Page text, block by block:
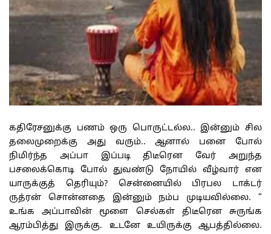
கதிரேசனுக்கு பணம் ஒரு பொருட்டல்ல.. இன்னும் சில
தலைமுறைக்கு அது வரும்.. ஆனால் பனை போல்
நிமிர்ந்த அப்பா இப்படி திடீரென வேர் அறுந்த
பசலைக்கொடி போல் துவண்டு நோயில் வீழ்வார் என
யாருக்குத் தெரியும்? சென்னையில் பிரபல டாக்டர்
ருத்ரன் சொன்னதை இன்னும் நம்ப முடியவில்லை. ”
உங்க அப்பாவின் மூளை செல்கள் திடீரென சுருங்க
ஆரம்பித்து இருக்கு. உடனே உயிருக்கு ஆபத்தில்லை.